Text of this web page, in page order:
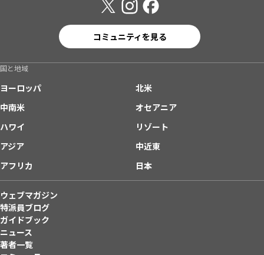
コミュニティを見る
国と地域
ヨーロッパ
北米
中南米
オセアニア
ハワイ
リゾート
アジア
中近東
アフリカ
日本
ウェブマガジン
特派員ブログ
ガイドブック
ニュース
著者一覧